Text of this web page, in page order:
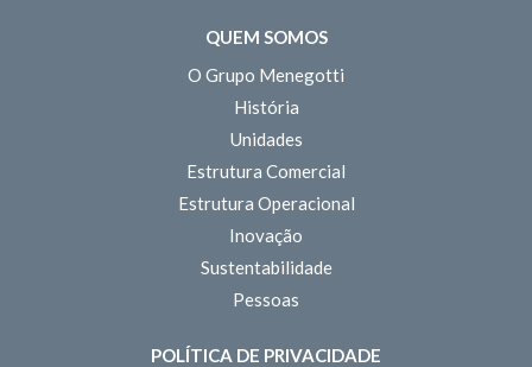
QUEM SOMOS
O Grupo Menegotti
História
Unidades
Estrutura Comercial
Estrutura Operacional
Inovação
Sustentabilidade
Pessoas
POLÍTICA DE PRIVACIDADE